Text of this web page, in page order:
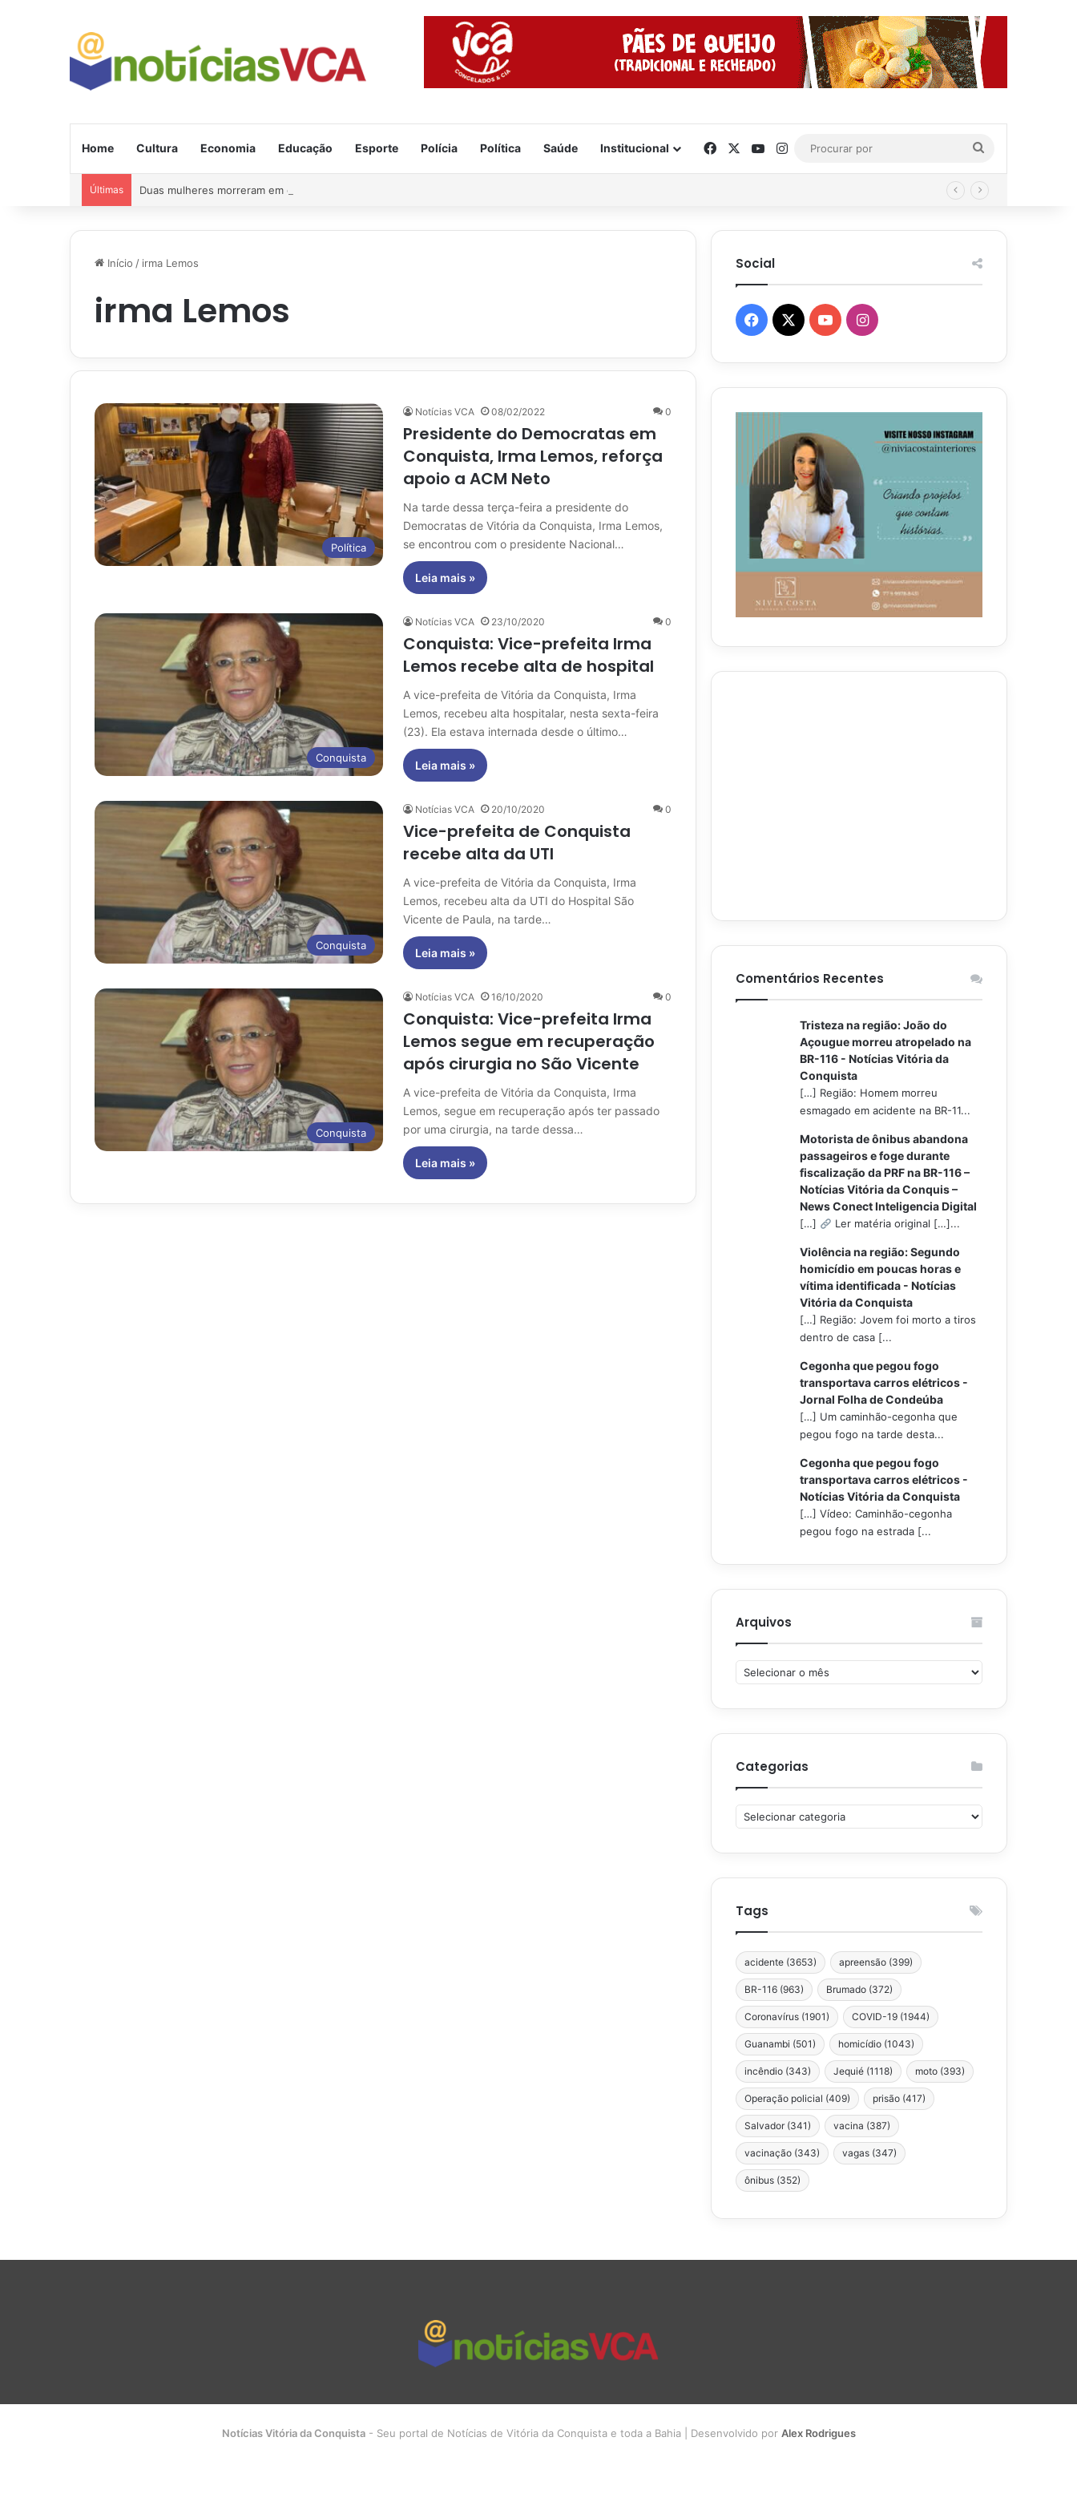
Home Cultura Economia Educação Esporte Polícia Política Saúde Institucional FacebookYouTube
Instagram
por
Últimas Duas mulheres morreram em grave acidente
Início / irma Lemos
irma Lemos
Política
Notícias VCA 08/02/2022 0
Presidente do Democratas em
Conquista, Irma Lemos, reforça
apoio a ACM Neto
Na tarde dessa terça-feira a presidente do
Democratas de Vitória da Conquista, Irma Lemos,
se encontrou com o presidente Nacional…
Leia mais »
Conquista
Notícias VCA 23/10/2020 0
Conquista: Vice-prefeita Irma
Lemos recebe alta de hospital
A vice-prefeita de Vitória da Conquista, Irma
Lemos, recebeu alta hospitalar, nesta sexta-feira
(23). Ela estava internada desde o último…
Leia mais »
Conquista
Notícias VCA 20/10/2020 0
Vice-prefeita de Conquista
recebe alta da UTI
A vice-prefeita de Vitória da Conquista, Irma
Lemos, recebeu alta da UTI do Hospital São
Vicente de Paula, na tarde…
Leia mais »
Conquista
Notícias VCA 16/10/2020 0
Conquista: Vice-prefeita Irma
Lemos segue em recuperação
após cirurgia no São Vicente
A vice-prefeita de Vitória da Conquista, Irma
Lemos, segue em recuperação após ter passado
por uma cirurgia, na tarde dessa…
Leia mais »
Social
Facebook
X YouTubeInstagram
Comentários Recentes
Tristeza na região: João do
Açougue morreu atropelado na
BR-116 - Notícias Vitória da
Conquista
[…] Região: Homem morreu
esmagado em acidente na BR-11...
Motorista de ônibus abandona
passageiros e foge durante
fiscalização da PRF na BR-116 –
Notícias Vitória da Conquis –
News Conect Inteligencia Digital
[…] Ler matéria original […]...
Violência na região: Segundo
homicídio em poucas horas e
vítima identificada - Notícias
Vitória da Conquista
[…] Região: Jovem foi morto a tiros
dentro de casa [...
Cegonha que pegou fogo
transportava carros elétricos -
Jornal Folha de Condeúba
[…] Um caminhão-cegonha que
pegou fogo na tarde desta...
Cegonha que pegou fogo
transportava carros elétricos -
Notícias Vitória da Conquista
[…] Vídeo: Caminhão-cegonha
pegou fogo na estrada [...
Arquivos
Arquivos
Categorias
Categorias
Tags
acidente (3653) apreensão (399)
BR-116 (963) Brumado (372)
Coronavírus (1901) COVID-19 (1944)
Guanambi (501) homicídio (1043)
incêndio (343) Jequié (1118) moto (393)
Operação policial (409) prisão (417)
Salvador (341) vacina (387)
vacinação (343) vagas (347)
ônibus (352)
Notícias Vitória da Conquista- Seu portal de Notícias de Vitória da Conquista e toda a Bahia | Desenvolvido por Alex Rodrigues